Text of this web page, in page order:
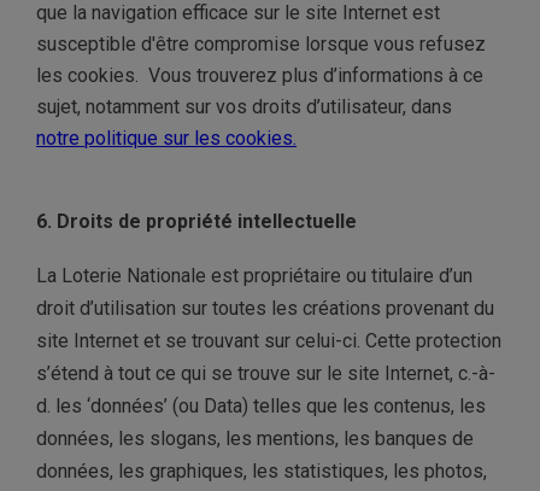
que la navigation efficace sur le site Internet est
susceptible d'être compromise lorsque vous refusez
les cookies. Vous trouverez plus d’informations à ce
sujet, notamment sur vos droits d’utilisateur, dans
notre politique sur les cookies.
6. Droits de propriété intellectuelle
La Loterie Nationale est propriétaire ou titulaire d’un
droit d’utilisation sur toutes les créations provenant du
site Internet et se trouvant sur celui-ci. Cette protection
s’étend à tout ce qui se trouve sur le site Internet, c.-à-
d. les ‘données’ (ou Data) telles que les contenus, les
données, les slogans, les mentions, les banques de
données, les graphiques, les statistiques, les photos,